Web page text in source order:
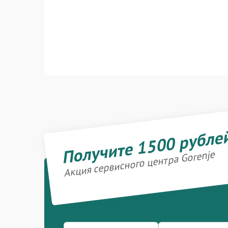
Получите 1500
Акция сервисного центра Gorenje